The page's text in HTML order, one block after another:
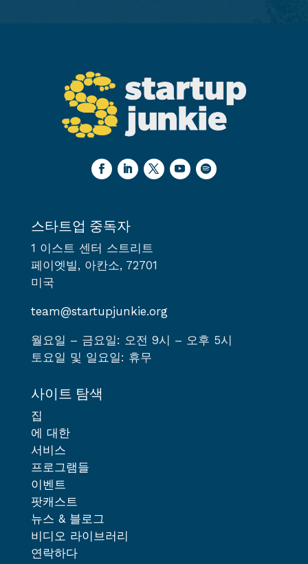
스타트업 중독자
1 이스트 센터 스트리트
페이엣빌, 아칸소, 72701
미국
team@startupjunkie.org
월요일 – 금요일: 오전 9시 – 오후 5시
토요일 및 일요일: 휴무
사이트 탐색
집
에 대한
서비스
프로그램들
이벤트
팟캐스트
뉴스 & 블로그
비디오 라이브러리
연락하다